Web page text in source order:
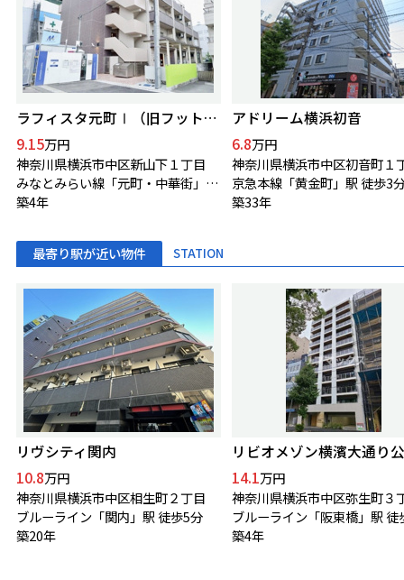
ラフィスタ元町Ⅰ（旧フットヒルズ元町）
9.15万円
神奈川県横浜市中区新山下１丁目
みなとみらい線「元町・中華街」駅 徒歩5分
築4年
アドリーム横浜初音
6.8万円
神奈川県横浜市中区初音町１
京急本線「黄金町」駅 徒歩3
築33年
最寄り駅が近い物件 STATION
リヴシティ関内
10.8万円
神奈川県横浜市中区相生町２丁目
ブルーライン「関内」駅 徒歩5分
築20年
リビオメゾン横濱大通り
14.1万円
神奈川県横浜市中区弥生町３
ブルーライン「阪東橋」駅 徒
築4年